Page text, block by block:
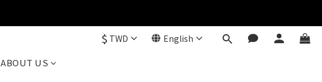
$ TWD English
ABOUT US